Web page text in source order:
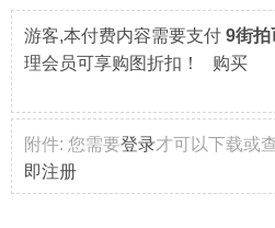
游客,本付费内容需要支付 9街拍
理会员可享购图折扣！ 购买
附件: 您需要登录才可以下载或
即注册